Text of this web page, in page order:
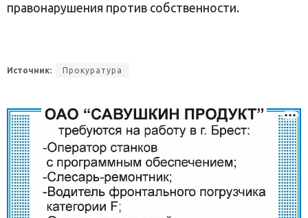
правонарушения против собственности.
Источник: Прокуратура